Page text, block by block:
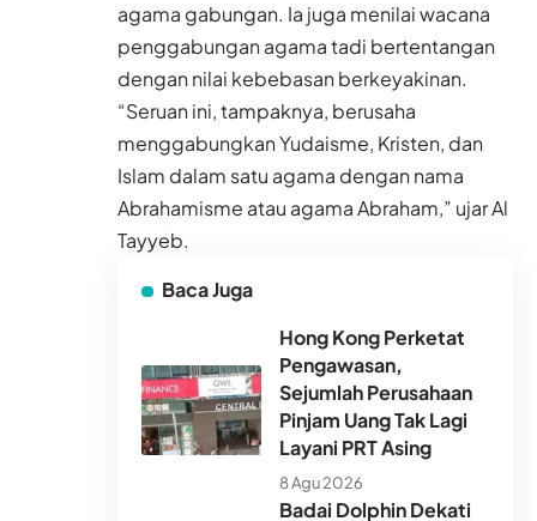
agama gabungan. Ia juga menilai wacana
penggabungan agama tadi bertentangan
dengan nilai kebebasan berkeyakinan.
“Seruan ini, tampaknya, berusaha
menggabungkan Yudaisme, Kristen, dan
Islam dalam satu agama dengan nama
Abrahamisme atau agama Abraham,” ujar Al
Tayyeb.
Baca Juga
Hong Kong Perketat
Pengawasan,
Sejumlah Perusahaan
Pinjam Uang Tak Lagi
Layani PRT Asing
8 Agu 2026
Badai Dolphin Dekati